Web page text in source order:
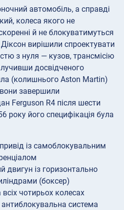
автомобіль, а справді
колеса якого не
й не блокуватимуться
вирішили спроектувати
з нуля — кузов, трансмісію
досвідченого
(колишнього Aston Martin)
завершили
Ferguson R4 після шести
року його специфікація була
із самоблокувальним
двигун із горизонтально
(боксер)
чотирьох колесах
система